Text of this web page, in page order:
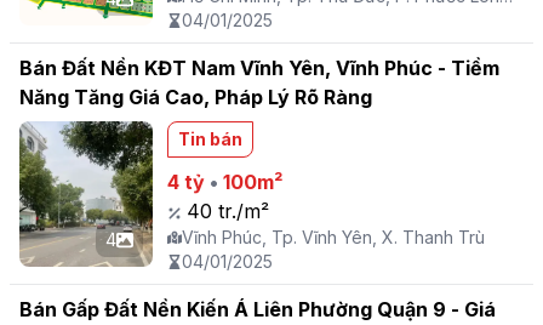
B
04/01/2025
Bán Đất Nền KĐT Nam Vĩnh Yên, Vĩnh Phúc - Tiềm
Năng Tăng Giá Cao, Pháp Lý Rõ Ràng
4
Tin bán
4 tỷ •100m²
40 tr./m²
Vĩnh Phúc, Tp. Vĩnh Yên, X. Thanh Trù
04/01/2025
Bán Gấp Đất Nền Kiến Á Liên Phường Quận 9 - Giá